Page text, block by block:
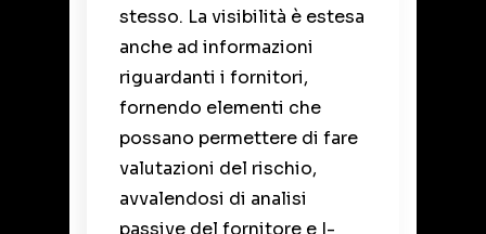
stesso. La visibilità è estesa
anche ad informazioni
riguardanti i fornitori,
fornendo elementi che
possano permettere di fare
valutazioni del rischio,
avvalendosi di analisi